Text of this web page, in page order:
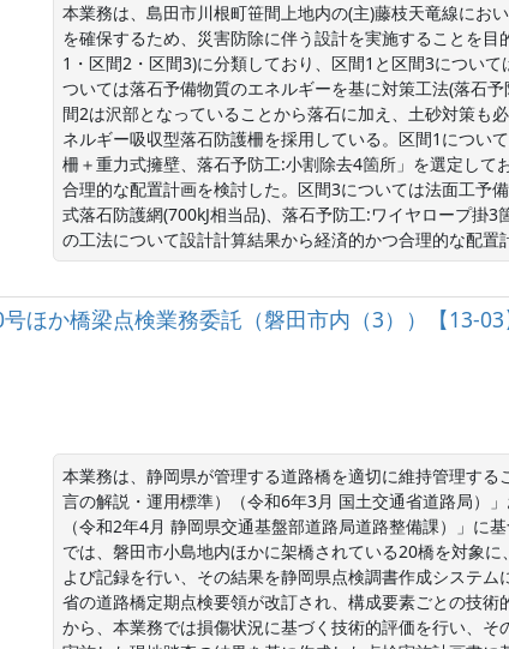
本業務は、島田市川根町笹間上地内の(主)藤枝天竜線にお
を確保するため、災害防除に伴う設計を実施することを
1・区間2・区間3)に分類しており、区間1と区間3につい
ついては落石予備物質のエネルギーを基に対策工法(落石
間2は沢部となっていることから落石に加え、土砂対策も
ネルギー吸収型落石防護柵を採用している。区間1につい
柵＋重力式擁壁、落石予防工:小割除去4箇所」を選定し
合理的な配置計画を検討した。区間3については法面工予
式落石防護網(700kJ相当品)、落石予防工:ワイヤロープ掛
の工法について設計計算結果から経済的かつ合理的な配置
ほか橋梁点検業務委託（磐田市内（3））【13-03
本業務は、静岡県が管理する道路橋を適切に維持管理す
言の解説・運用標準）（令和6年3月 国土交通省道路局）
（令和2年4月 静岡県交通基盤部道路局道路整備課）」に
では、磐田市小島地内ほかに架橋されている20橋を対象
よび記録を行い、その結果を静岡県点検調書作成システ
省の道路橋定期点検要領が改訂され、構成要素ごとの技
から、本業務では損傷状況に基づく技術的評価を行い、